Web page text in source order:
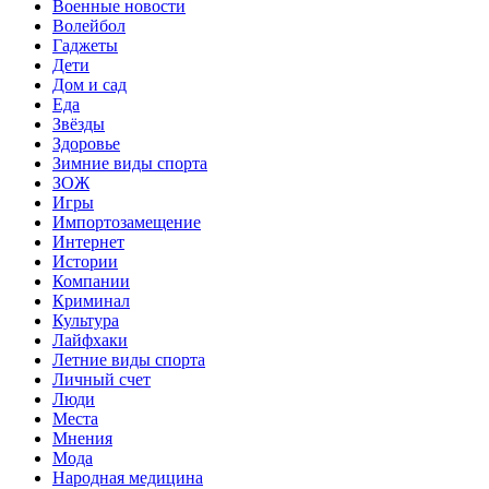
Военные новости
Волейбол
Гаджеты
Дети
Дом и сад
Еда
Звёзды
Здоровье
Зимние виды спорта
ЗОЖ
Игры
Импортозамещение
Интернет
Истории
Компании
Криминал
Культура
Лайфхаки
Летние виды спорта
Личный счет
Люди
Места
Мнения
Мода
Народная медицина